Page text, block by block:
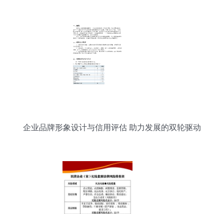
企业品牌形象设计与信用评估 助力发展的双轮驱动